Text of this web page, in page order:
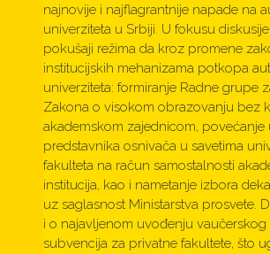
najnovije i najflagrantnije napade na
univerziteta u Srbiji. U fokusu
pokušaji režima da kroz promene
institucijskih mehanizama potkopa
univerziteta: formiranje Radne grupe
Zakona o visokom obrazovanju bez
akademskom zajednicom, povećanje
predstavnika osnivača u savetima
fakulteta na račun samostalnosti
institucija, kao i nametanje izbora
uz saglasnost Ministarstva prosvete.
i o najavljenom uvođenju vaučerskog
subvencija za privatne fakultete, što